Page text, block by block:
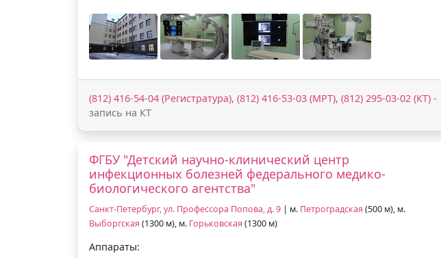
(812) 416-54-04 (Регистратура), (812) 416-53-03 (МРТ), (812) 295-03-02 (КТ) -
запись на КТ
ФГБУ "Детский научно-клинический центр
инфекционных болезней федерального медико-
биологического агентства"
Санкт-Петербург, ул. Профессора Попова, д. 9 | м. Петроградская (500 м), м.
Выборгская (1300 м), м. Горьковская (1300 м)
Аппараты: